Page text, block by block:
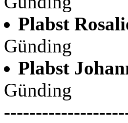
Plabst
Günding
Plabst
Günding